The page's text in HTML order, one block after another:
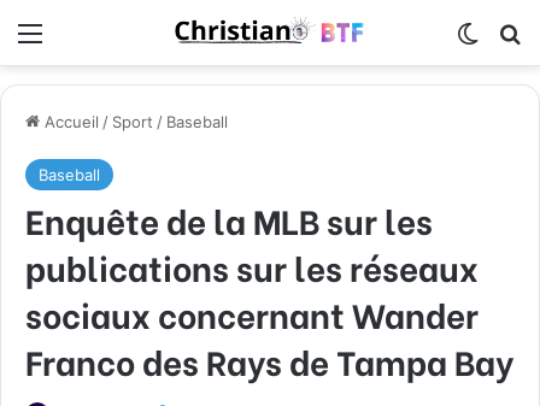
Accueil / Sport / Baseball
Baseball
Enquête de la MLB sur les
publications sur les réseaux
sociaux concernant Wander
Franco des Rays de Tampa Bay